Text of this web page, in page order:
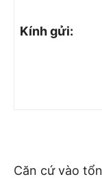
Kính gửi:
Căn cứ vào